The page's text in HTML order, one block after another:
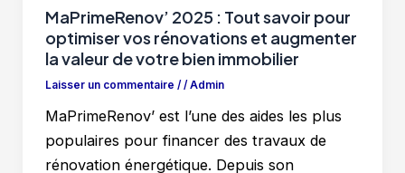
MaPrimeRenov’ 2025 : Tout savoir pour
optimiser vos rénovations et augmenter
la valeur de votre bien immobilier
Laisser un commentaire / / Admin
MaPrimeRenov’ est l’une des aides les plus
populaires pour financer des travaux de
rénovation énergétique. Depuis son